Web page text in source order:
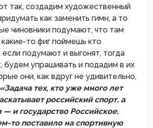
так, создадим художественный
как заменить гимн, а то
чиновники подумают, что там
то фиг поймешь кто
подумают и выгонят, тогда
будем упрашивать и подадим в их
они, как вдруг не удивительно,
«Задача тех, кто уже много лет
российский спорт, а
— и государство Российское,
то поставило на спортивную